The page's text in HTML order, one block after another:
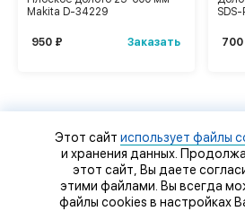
Makita D-34229
950 ₽ Заказать 700
Этот сайт использует файлы
и хранения данных.
этот сайт, Вы даете
этими файлами. Вы всегда
файлы cookies в настройках